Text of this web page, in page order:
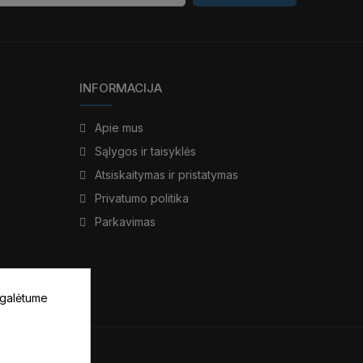
INFORMACIJA
Apie mus
Sąlygos ir taisyklės
Atsiskaitymas ir pristatymas
Privatumo politika
Parkavimas